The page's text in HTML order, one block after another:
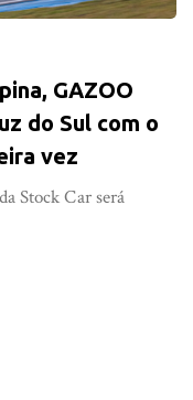
GAZOO
do Sul com o
vez
Stock Car será